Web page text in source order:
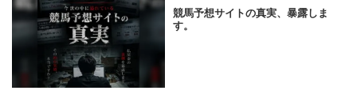
競馬予想サイトの真実、暴露しま
す。